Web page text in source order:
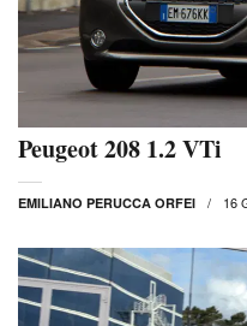
Peugeot 208 1.2 VTi
EMILIANO PERUCCA ORFEI 16